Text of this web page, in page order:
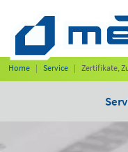
Home Service Zertifikate,